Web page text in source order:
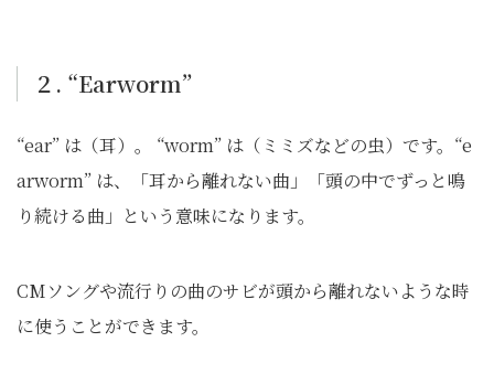
２. “Earworm”
“ear” は（耳）。 “worm” は（ミミズなどの虫）です。“e
arworm” は、「耳から離れない曲」「頭の中でずっと鳴
り続ける曲」という意味になります。
CMソングや流行りの曲のサビが頭から離れないような時
に使うことができます。